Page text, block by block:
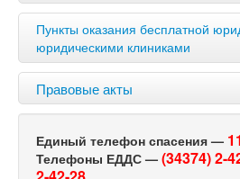
Пункты оказания бесплатной
юридическими клиниками
Правовые акты
Единый телефон спасения —
Телефоны ЕДДС — (34374) 2-